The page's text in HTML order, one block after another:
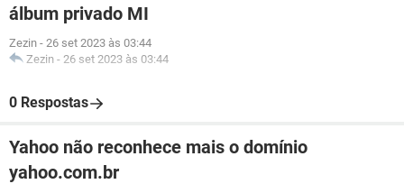
álbum privado MI
Zezin - 26 set 2023 às 03:44
Zezin - 26 set 2023 às 03:44
0 Respostas
Yahoo não reconhece mais o domínio
yahoo.com.br